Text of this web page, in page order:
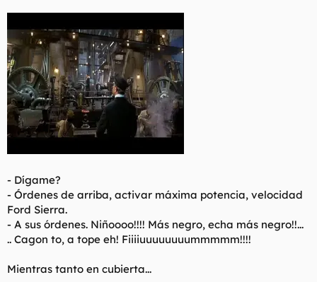
- Dígame?
- Órdenes de arriba, activar máxima potencia, velocidad
Ford Sierra.
- A sus órdenes. Niñoooo!!!! Más negro, echa más negro!!...
.. Cagon to, a tope eh! Fiiiiuuuuuuuummmmm!!!!
Mientras tanto en cubierta...